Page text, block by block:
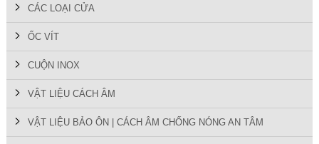
CÁC LOẠI CỬA
ỐC VÍT
CUỘN INOX
VẬT LIỆU CÁCH ÂM
VẬT LIỆU BẢO ÔN | CÁCH ÂM CHỐNG NÓNG AN TÂM